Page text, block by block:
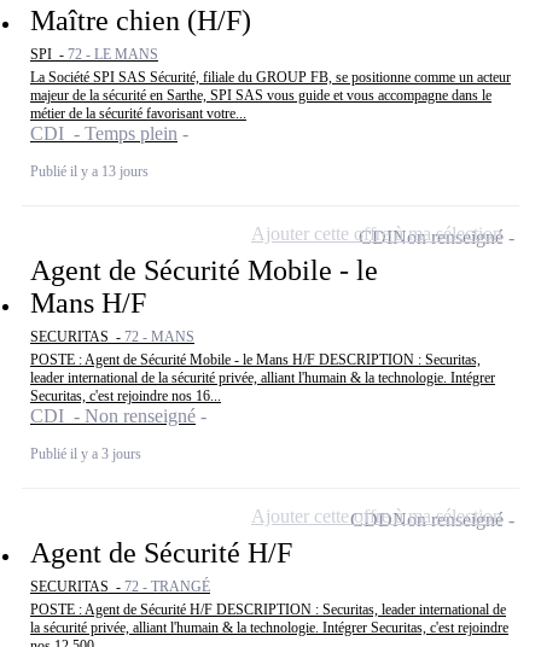
Maître chien (H/F)
SPI - 72 - LE MANS
La Société SPI SAS Sécurité, filiale du GROUP FB, se positionne comme un acteur
majeur de la sécurité en Sarthe, SPI SAS vous guide et vous accompagne dans le
métier de la sécurité favorisant votre...
CDI - Temps plein
Publié il y a 13 jours
Agent de Sécurité Mobile - le
Mans H/F
SECURITAS - 72 - MANS
POSTE : Agent de Sécurité Mobile - le Mans H/F DESCRIPTION : Securitas,
leader international de la sécurité privée, alliant l'humain & la technologie. Intégrer
Securitas, c'est rejoindre nos 16...
CDI - Non renseigné
Publié il y a 3 jours
CDINon renseigné
Ajouter cette offre à ma sélection
Agent de Sécurité H/F
SECURITAS - 72 - TRANGÉ
POSTE : Agent de Sécurité H/F DESCRIPTION : Securitas, leader international de
la sécurité privée, alliant l'humain & la technologie. Intégrer Securitas, c'est rejoindre
CDDNon renseigné
Ajouter cette offre à ma sélection